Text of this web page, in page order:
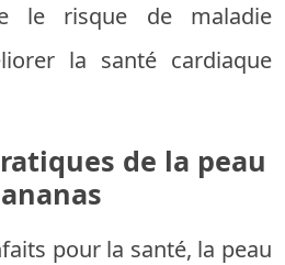
le risque de maladie
la santé cardiaque
de la peau
pour la santé, la peau